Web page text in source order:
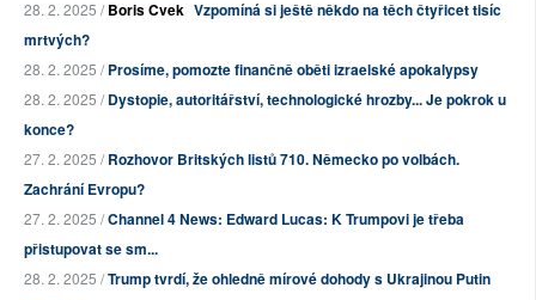
28. 2. 2025 /Boris Cvek Vzpomíná si ještě někdo na těch čtyřicet tisíc
mrtvých?
28. 2. 2025 /Prosíme, pomozte finančně oběti izraelské apokalypsy
28. 2. 2025 /Dystopie, autoritářství, technologické hrozby... Je pokrok u
konce?
27. 2. 2025 /Rozhovor Britských listů 710. Německo po volbách.
Zachrání Evropu?
27. 2. 2025 /Channel 4 News: Edward Lucas: K Trumpovi je třeba
přistupovat se sm...
28. 2. 2025 /Trump tvrdí, že ohledně mírové dohody s Ukrajinou Putin